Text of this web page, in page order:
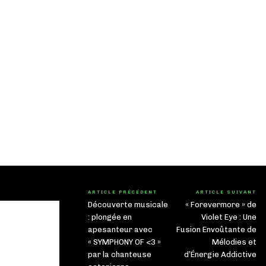
ARTICLE PRÉCÉDENT
Découverte musicale
: plongée en
apesanteur avec
« SYMPHONY OF <3 »
par la chanteuse
ARTICLE SUIVANT
« Forevermore » de
Violet Eye : Une
Fusion Envoûtante de
Mélodies et
d’Énergie Addictive